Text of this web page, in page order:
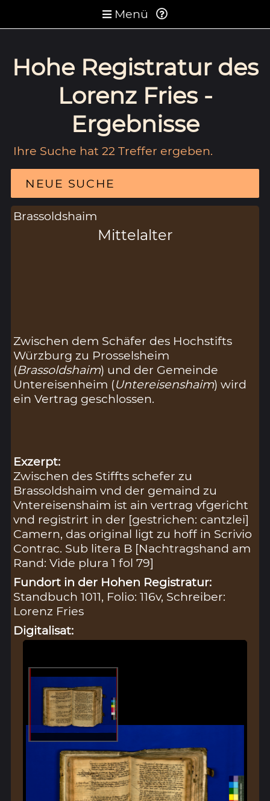
Menü
Hohe Registratur des
Lorenz Fries -
Ergebnisse
Ihre Suche hat 22 Treffer ergeben.
NEUE SUCHE
Brassoldshaim
Mittelalter
Zwischen dem Schäfer des Hochstifts
Würzburg zu Prosselsheim
(Brassoldshaim) und der Gemeinde
Untereisenheim (Untereisenshaim) wird
ein Vertrag geschlossen.
Exzerpt:
Zwischen des Stiffts schefer zu
Brassoldshaim vnd der gemaind zu
Vntereisenshaim ist ain vertrag vfgericht
vnd registrirt in der [gestrichen: cantzlei]
Camern, das original ligt zu hoff in Scrivio
Contrac. Sub litera B [Nachtragshand am
Rand: Vide plura 1 fol 79]
Fundort in der Hohen Registratur:
Standbuch 1011, Folio: 116v, Schreiber:
Lorenz Fries
Digitalisat: